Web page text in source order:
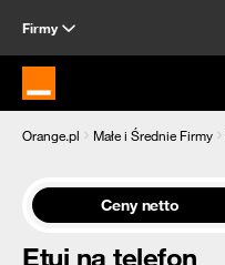
Firmy
Strona główna Orange.pl
Orange.pl Małe i Średnie Firmy
Ceny netto
Etui na telefon